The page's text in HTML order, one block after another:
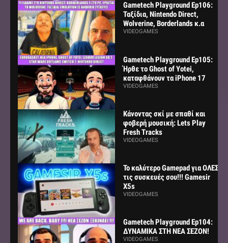
Gametech Playground Ep106:
Ταξίδια, Nintendo Direct,
Wolverine, Borderlands κ.α
VIDEOGAMES
Gametech Playground Ep105:
Ήρθε το Ghost of Yotei,
καταφθάνουν τα iPhone 17
VIDEOGAMES
Κάνοντας σκί με σπαθί και
φοβερή μουσική: Lets Play
Fresh Tracks
VIDEOGAMES
Το καλύτερο Gamepad για ΟΛΕΣ
τις συσκευές σου!!! Gamesir
X5s
VIDEOGAMES
Gametech Playground Ep104:
ΔΥΝΑΜΙΚΑ ΣΤΗ ΝΕΑ ΣΕΖΟΝ!
VIDEOGAMES